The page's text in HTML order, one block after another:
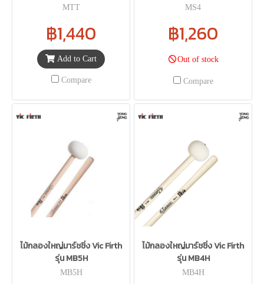
MTT
฿1,440
Add to Cart
Compare
MS4
฿1,260
Out of stock
Compare
ไม้กลองใหญ่มาร์ชชิ่ง Vic Firth
รุ่น MB5H
MB5H
ไม้กลองใหญ่มาร์ชชิ่ง Vic Firth
รุ่น MB4H
MB4H